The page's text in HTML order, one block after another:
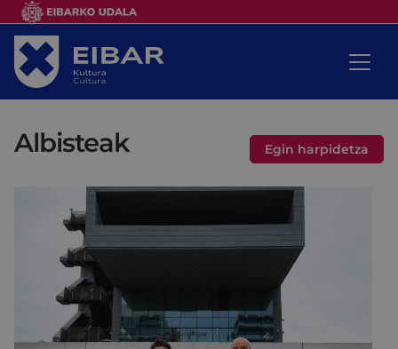
Albisteak Egin harpidetza